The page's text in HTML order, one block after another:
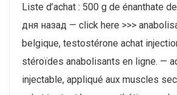
Liste d’achat : 500 g de énanthate
дня назад — click here >>>
belgique, testostérone achat
stéroïdes anabolisants en ligne. —
injectable, appliqué aux muscles